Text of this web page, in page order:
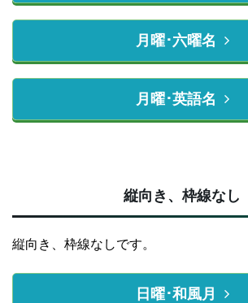
月曜･六曜名
月曜･英語名
縦向き、枠線なし
縦向き、枠線なしです。
日曜･和風月